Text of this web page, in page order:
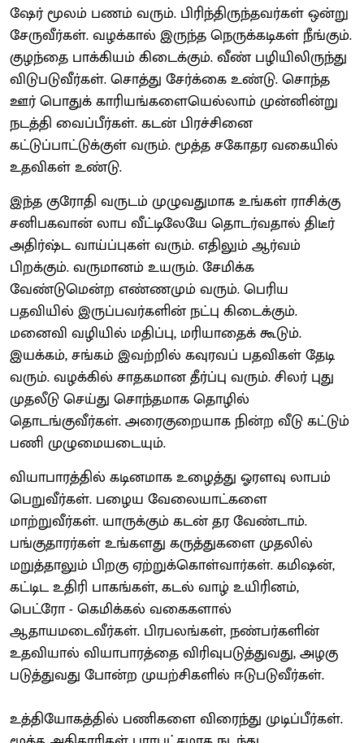
ஷேர் மூலம் பணம் வரும். பிரிந்திருந்தவர்கள் ஒன்று
சேருவீர்கள். வழக்கால் இருந்த நெருக்கடிகள் நீங்கும்.
குழந்தை பாக்கியம் கிடைக்கும். வீண் பழியிலிருந்து
விடுபடுவீர்கள். சொத்து சேர்க்கை உண்டு. சொந்த
ஊர் பொதுக் காரியங்களையெல்லாம் முன்னின்று
நடத்தி வைப்பீர்கள். கடன் பிரச்சினை
கட்டுப்பாட்டுக்குள் வரும். மூத்த சகோதர வகையில்
உதவிகள் உண்டு.
இந்த குரோதி வருடம் முழுவதுமாக உங்கள் ராசிக்கு
சனிபகவான் லாப வீட்டிலேயே தொடர்வதால் திடீர்
அதிர்ஷ்ட வாய்ப்புகள் வரும். எதிலும் ஆர்வம்
பிறக்கும். வருமானம் உயரும். சேமிக்க
வேண்டுமென்ற எண்ணமும் வரும். பெரிய
பதவியில் இருப்பவர்களின் நட்பு கிடைக்கும்.
மனைவி வழியில் மதிப்பு, மரியாதைக் கூடும்.
இயக்கம், சங்கம் இவற்றில் கவுரவப் பதவிகள் தேடி
வரும். வழக்கில் சாதகமான தீர்ப்பு வரும். சிலர் புது
முதலீடு செய்து சொந்தமாக தொழில்
தொடங்குவீர்கள். அரைகுறையாக நின்ற வீடு கட்டும்
பணி முழுமையடையும்.
வியாபாரத்தில் கடினமாக உழைத்து ஓரளவு லாபம்
பெறுவீர்கள். பழைய வேலையாட்களை
மாற்றுவீர்கள். யாருக்கும் கடன் தர வேண்டாம்.
பங்குதாரர்கள் உங்களது கருத்துகளை முதலில்
மறுத்தாலும் பிறகு ஏற்றுக்கொள்வார்கள். கமிஷன்,
கட்டிட உதிரி பாகங்கள், கடல் வாழ் உயிரினம்,
பெட்ரோ - கெமிக்கல் வகைகளால்
ஆதாயமடைவீர்கள். பிரபலங்கள், நண்பர்களின்
உதவியால் வியாபாரத்தை விரிவுபடுத்துவது, அழகு
படுத்துவது போன்ற முயற்சிகளில் ஈடுபடுவீர்கள்.
உத்தியோகத்தில் பணிகளை விரைந்து முடிப்பீர்கள்.